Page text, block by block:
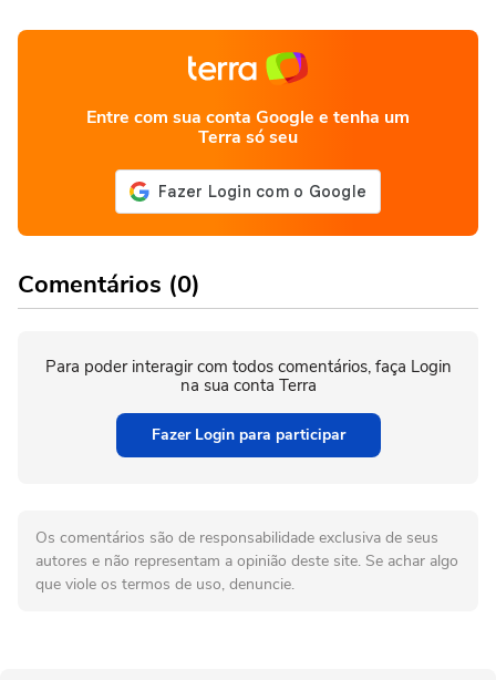
Entre com sua conta Google e tenha um
Terra só seu
Comentários (0)
Para poder interagir com todos comentários, faça Login
na sua conta Terra
Fazer Login para participar
Os comentários são de responsabilidade exclusiva de seus
autores e não representam a opinião deste site. Se achar algo
que viole os termos de uso, denuncie.